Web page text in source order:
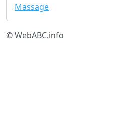
Massage
© WebABC.info